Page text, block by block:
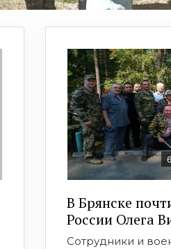
В Брянске
России Олега
Сотрудники и